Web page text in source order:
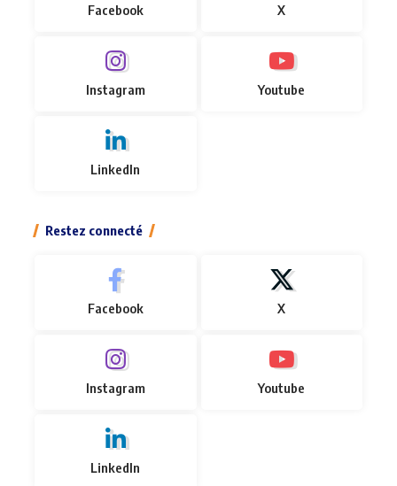
Facebook X
Instagram Youtube
LinkedIn
Restez connecté
Facebook X
Instagram Youtube
LinkedIn